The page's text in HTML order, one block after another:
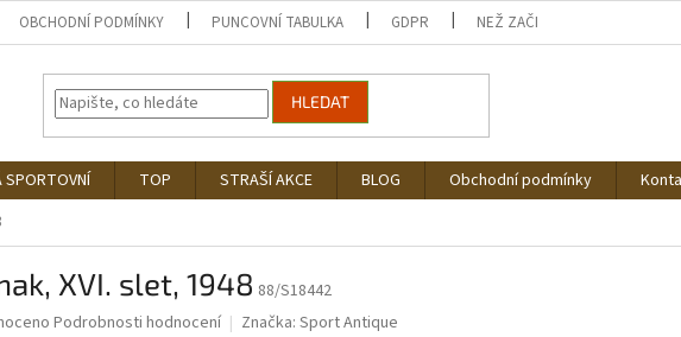
OBCHODNÍ PODMÍNKY PUNCOVNÍ TABULKA GDPR NEŽ ZAČNU NAKUPOVAT
HLEDAT
SPORTOVNÍ TOP STRAŠÍ AKCE BLOG Obchodní podmínky
XVI. slet, 1948 88/S18442
Podrobnosti hodnocení Značka: Sport Antique